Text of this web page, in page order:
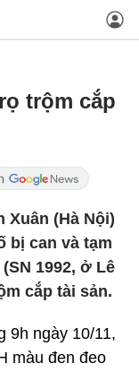
trộm cắp
Xuân (Hà Nội)
bị can và tạm
1992, ở Lê
cắp tài sản.
9h ngày 10/11,
màu đen đeo